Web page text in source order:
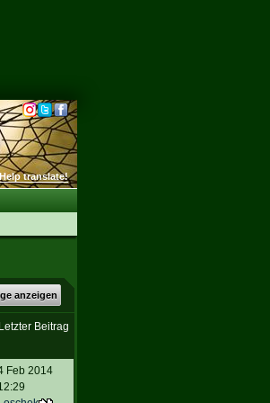
translate!
anzeigen
Letzter Beitrag
Feb 2014